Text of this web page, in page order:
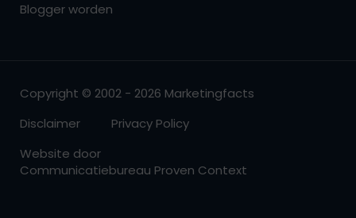
Blogger worden
Copyright © 2002 - 2026 Marketingfacts
Disclaimer
Privacy Policy
Website door
Communicatiebureau Proven Context